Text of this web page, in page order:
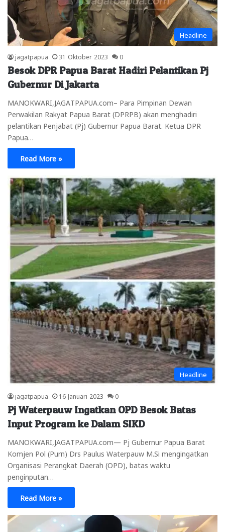
Headline
jagatpapua 31 Oktober 2023 0
Besok DPR Papua Barat Hadiri Pelantikan Pj
Gubernur Di Jakarta
MANOKWARI,JAGATPAPUA.com– Para Pimpinan Dewan
Perwakilan Rakyat Papua Barat (DPRPB) akan menghadiri
pelantikan Penjabat (Pj) Gubernur Papua Barat. Ketua DPR
Papua…
Read More »
Headline
jagatpapua 16 Januari 2023 0
Pj Waterpauw Ingatkan OPD Besok Batas
Input Program ke Dalam SIKD
MANOKWARI,JAGATPAPUA.com— Pj Gubernur Papua Barat
Komjen Pol (Purn) Drs Paulus Waterpauw M.Si mengingatkan
Organisasi Perangkat Daerah (OPD), batas waktu
penginputan…
Read More »